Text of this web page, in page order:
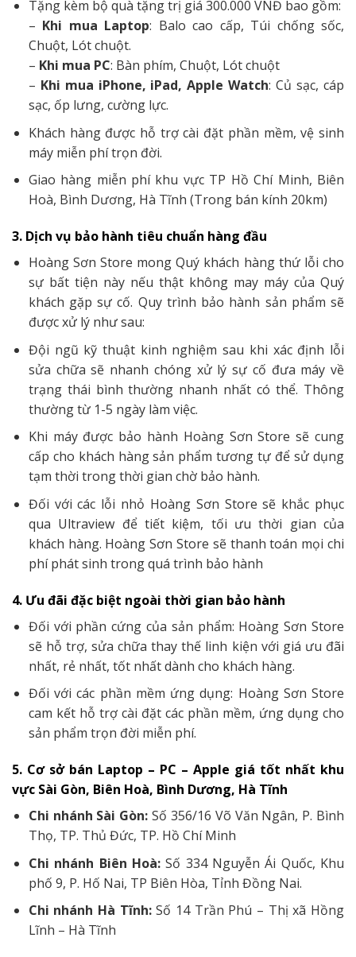
Tặng kèm bộ quà tặng trị giá 300.000 VNĐ bao gồm:
– Khi mua Laptop: Balo cao cấp, Túi chống sốc,
Chuột, Lót chuột.
– Khi mua PC: Bàn phím, Chuột, Lót chuột
– Khi mua iPhone, iPad, Apple Watch: Củ sạc, cáp
sạc, ốp lưng, cường lực.
Khách hàng được hỗ trợ cài đặt phần mềm, vệ sinh
máy miễn phí trọn đời.
Giao hàng miễn phí khu vực TP Hồ Chí Minh, Biên
Hoà, Bình Dương, Hà Tĩnh (Trong bán kính 20km)
3. Dịch vụ bảo hành tiêu chuẩn hàng đầu
Hoàng Sơn Store mong Quý khách hàng thứ lỗi cho
sự bất tiện này nếu thật không may máy của Quý
khách gặp sự cố. Quy trình bảo hành sản phẩm sẽ
được xử lý như sau:
Đội ngũ kỹ thuật kinh nghiệm sau khi xác định lỗi
sửa chữa sẽ nhanh chóng xử lý sự cố đưa máy về
trạng thái bình thường nhanh nhất có thể. Thông
thường từ 1-5 ngày làm việc.
Khi máy được bảo hành Hoàng Sơn Store sẽ cung
cấp cho khách hàng sản phẩm tương tự để sử dụng
tạm thời trong thời gian chờ bảo hành.
Đối với các lỗi nhỏ Hoàng Sơn Store sẽ khắc phục
qua Ultraview để tiết kiệm, tối ưu thời gian của
khách hàng. Hoàng Sơn Store sẽ thanh toán mọi chi
phí phát sinh trong quá trình bảo hành
4. Ưu đãi đặc biệt ngoài thời gian bảo hành
Đối với phần cứng của sản phẩm: Hoàng Sơn Store
sẽ hỗ trợ, sửa chữa thay thế linh kiện với giá ưu đãi
nhất, rẻ nhất, tốt nhất dành cho khách hàng.
Đối với các phần mềm ứng dụng: Hoàng Sơn Store
cam kết hỗ trợ cài đặt các phần mềm, ứng dụng cho
sản phẩm trọn đời miễn phí.
5. Cơ sở bán Laptop – PC – Apple giá tốt nhất khu
vực Sài Gòn, Biên Hoà, Bình Dương, Hà Tĩnh
Chi nhánh Sài Gòn:Số 356/16 Võ Văn Ngân, P. Bình
Thọ, TP. Thủ Đức, TP. Hồ Chí Minh
Chi nhánh Biên Hoà:Số 334 Nguyễn Ái Quốc, Khu
phố 9, P. Hố Nai, TP Biên Hòa, Tỉnh Đồng Nai.
Chi nhánh Hà Tĩnh:Số 14 Trần Phú – Thị xã Hồng
Lĩnh – Hà Tĩnh